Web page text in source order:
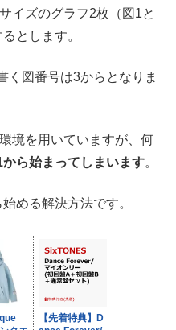
イズのグラフ2枚（図1と
とします。
く図番号は3からとなりま
境を用いていますが、何
から始まってしまいます。
める解決方法です。